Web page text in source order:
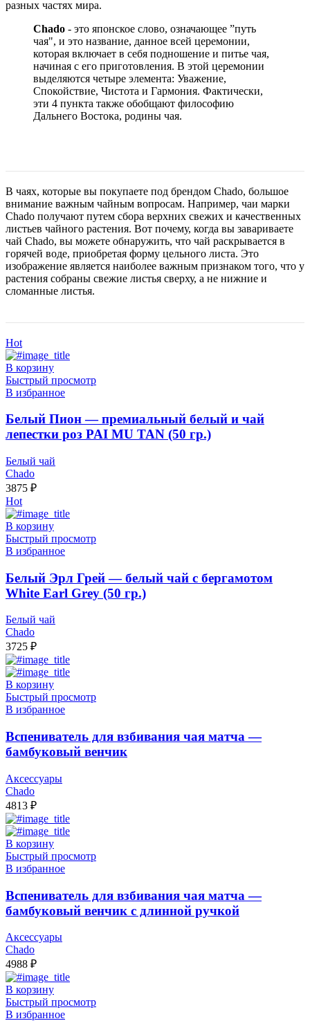
разных частях мира.
Chado - это японское слово, означающее ”путь
чая", и это название, данное всей церемонии,
которая включает в себя подношение и питье чая,
начиная с его приготовления. В этой церемонии
выделяются четыре элемента: Уважение,
Спокойствие, Чистота и Гармония. Фактически,
эти 4 пункта также обобщают философию
Дальнего Востока, родины чая.
В чаях, которые вы покупаете под брендом Chado, большое
внимание важным чайным вопросам. Например, чаи марки
Chado получают путем сбора верхних свежих и качественных
листьев чайного растения. Вот почему, когда вы завариваете
чай Chado, вы можете обнаружить, что чай раскрывается в
горячей воде, приобретая форму цельного листа. Это
изображение является наиболее важным признаком того, что у
растения собраны свежие листья сверху, а не нижние и
сломанные листья.
Hot
В корзину
Быстрый просмотр
В избранное
Белый Пион — премиальный белый и чай
лепестки роз PAI MU TAN (50 гр.)
Белый чай
Chado
3875 ₽
Hot
В корзину
Быстрый просмотр
В избранное
Белый Эрл Грей — белый чай с бергамотом
White Earl Grey (50 гр.)
Белый чай
Chado
3725 ₽
В корзину
Быстрый просмотр
В избранное
Вспениватель для взбивания чая матча —
бамбуковый венчик
Аксессуары
Chado
4813 ₽
В корзину
Быстрый просмотр
В избранное
Вспениватель для взбивания чая матча —
бамбуковый венчик с длинной ручкой
Аксессуары
Chado
4988 ₽
В корзину
Быстрый просмотр
В избранное